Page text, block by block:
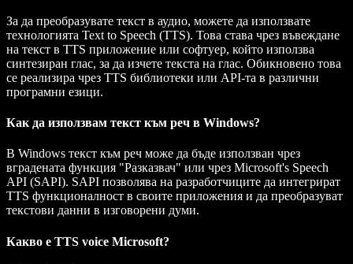
За да преобразувате текст в аудио, можете да използвате
технологията Text to Speech (TTS). Това става чрез въвеждане
на текст в TTS приложение или софтуер, който използва
синтезиран глас, за да изчете текста на глас. Обикновено това
се реализира чрез TTS библиотеки или API-та в различни
програмни езици.
Как да използвам текст към реч в Windows?
В Windows текст към реч може да бъде използван чрез
вградената функция "Разказвач" или чрез Microsoft's Speech
API (SAPI). SAPI позволява на разработчиците да интегрират
TTS функционалност в своите приложения и да преобразуват
текстови данни в изговорени думи.
Какво е TTS voice Microsoft?